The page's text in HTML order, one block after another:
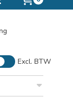
dropdown
Excl. BTW